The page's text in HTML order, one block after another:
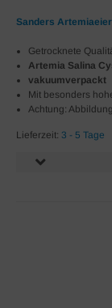
Sanders
Getrocknete
Artemia Salina
vakuumverpackt
Mit besonders
Achtung:
Lieferzeit: 3 - 5 Tage